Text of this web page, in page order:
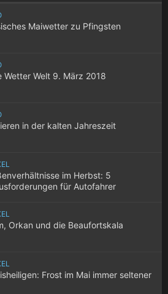
Maiwetter zu Pfingsten
Wetter Welt 9. März 2018
in der kalten Jahreszeit
im Herbst: 5
für Autofahrer
Orkan und die Beaufortskala
Frost im Mai immer seltener